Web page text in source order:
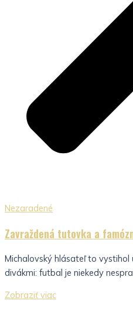
Nezaradené
Zavraždená tutovka a
Michalovský hlásateľ to vystihol
divákmi: futbal je niekedy
Zobraziť viac